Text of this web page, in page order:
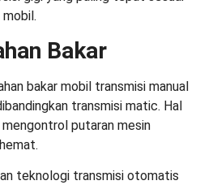
Bakar
bakar mobil transmisi manual
transmisi matic. Hal
putaran mesin
teknologi transmisi otomatis